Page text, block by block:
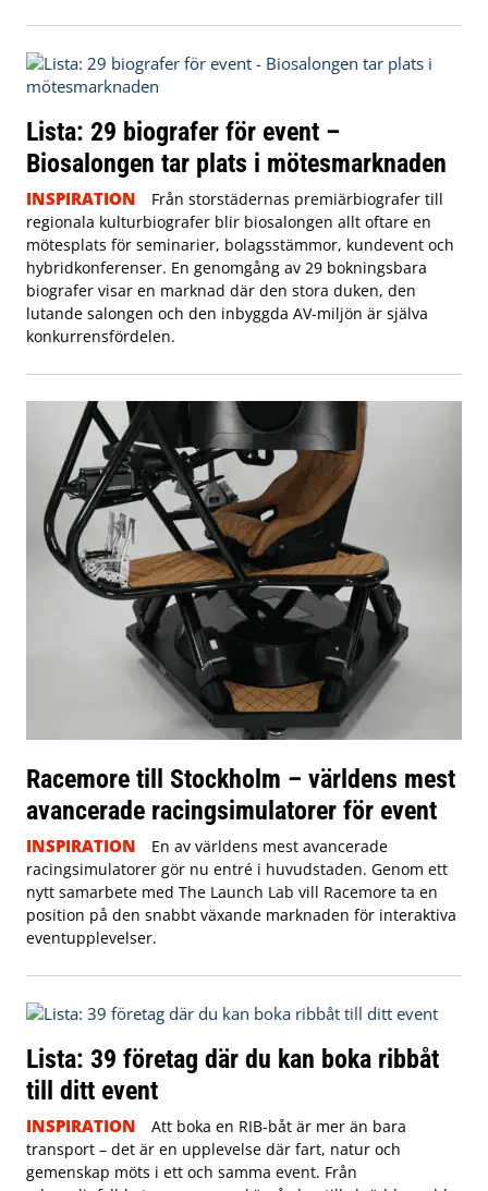
Lista: 29 biografer för event –
Biosalongen tar plats i mötesmarknaden
INSPIRATION
Från storstädernas premiärbiografer till
regionala kulturbiografer blir biosalongen allt oftare en
mötesplats för seminarier, bolagsstämmor, kundevent och
hybridkonferenser. En genomgång av 29 bokningsbara
biografer visar en marknad där den stora duken, den
lutande salongen och den inbyggda AV-miljön är själva
konkurrensfördelen.
Racemore till Stockholm – världens mest
avancerade racingsimulatorer för event
INSPIRATION
En av världens mest avancerade
racingsimulatorer gör nu entré i huvudstaden. Genom ett
nytt samarbete med The Launch Lab vill Racemore ta en
position på den snabbt växande marknaden för interaktiva
eventupplevelser.
Lista: 39 företag där du kan boka ribbåt
till ditt event
INSPIRATION
Att boka en RIB-båt är mer än bara
transport – det är en upplevelse där fart, natur och
gemenskap möts i ett och samma event. Från